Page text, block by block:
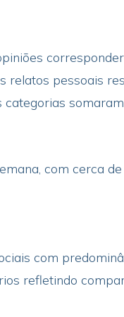
relatos pessoais
com cerca
com
refletindo